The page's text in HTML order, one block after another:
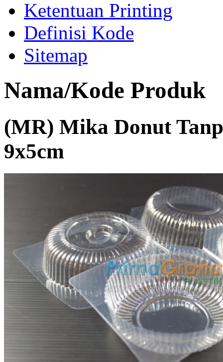
Ketentuan Printing
Definisi Kode
Sitemap
Nama/Kode Produk
(MR) Mika Donut
9x5cm